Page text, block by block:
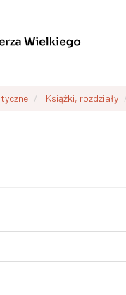
Książki, rozdziały